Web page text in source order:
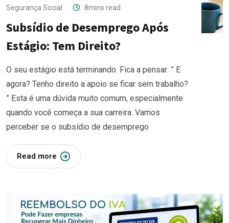
Segurança Social
8mins read
Subsídio de Desemprego Após
Estágio: Tem Direito?
O seu estágio está terminando. Fica a pensar: ” E
agora? Tenho direito a apoio se ficar sem trabalho?
” Esta é uma dúvida muito comum, especialmente
quando você começa a sua carreira. Vamos
perceber se o subsídio de desemprego
Read more